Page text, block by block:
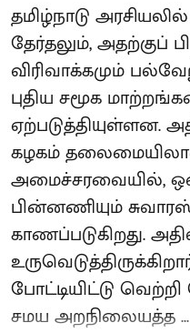
தமிழ்நாடு
தேர்தலும்,
விரிவாக்கமும்
புதிய சமூக
ஏற்படுத்தியுள்ளன.
கழகம்
அமைச்சரவையில்,
பின்னணியும்
காணப்படுகிறது.
போட்டியிட்டு
சமய அறநிலையத்த ...